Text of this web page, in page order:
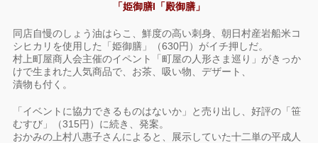
「姫御膳l「殿御膳」
同店自慢のしょう油はらこ、鮮度の高い刺身、朝日村産岩船米コ
シヒカリを使用した「姫御膳」（630円）がイチ押しだ。
村上町屋商人会主催のイペント「町屋の人形さま巡り」がきっか
けで生まれた人気商品で、お茶、吸い物、デザート、
漬物も付く。
「イベントに協力できるものはないか」と売り出し、好評の「笹
むすび」（315円）に続き、発案。
おかみの上村八惠子さんによると、展示していた十二単の平成人